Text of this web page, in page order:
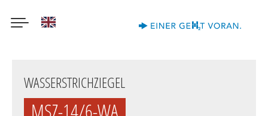
InhaltWASSERSTRICHZIEGEL